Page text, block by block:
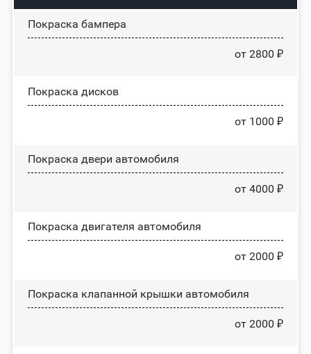
Покраска бампера
от 2800 ₽
Покраска дисков
от 1000 ₽
Покраска двери автомобиля
от 4000 ₽
Покраска двигателя автомобиля
от 2000 ₽
Покраска клапанной крышки автомобиля
от 2000 ₽